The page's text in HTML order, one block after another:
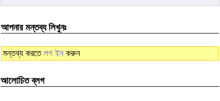
আপনার মন্তব্য লিখুনঃ
মন্তব্য করতে লগ ইন করুন
আলোচিত ব্লগ